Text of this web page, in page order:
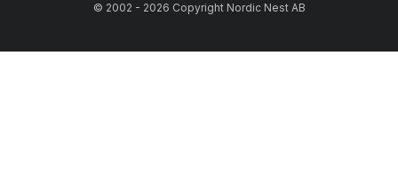
© 2002 - 2026 Copyright Nordic Nest AB